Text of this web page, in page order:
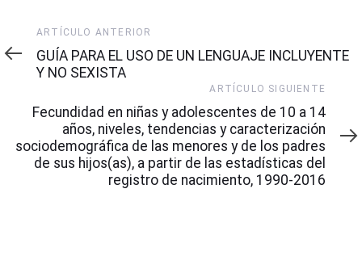
Artículo
Anterior
ARTÍCULO ANTERIOR
GUÍA PARA EL USO DE UN LENGUAJE INCLUYENTE
Y NO SEXISTA
Siguiente
ARTÍCULO SIGUIENTE
Fecundidad en niñas y adolescentes de 10 a 14
años, niveles, tendencias y caracterización
sociodemográfica de las menores y de los padres
de sus hijos(as), a partir de las estadísticas del
registro de nacimiento, 1990-2016